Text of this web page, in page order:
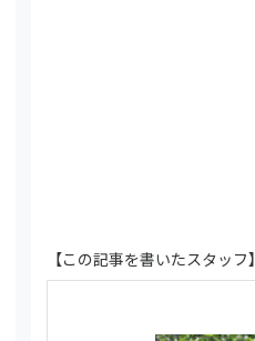
【この記事を書いたスタッフ】